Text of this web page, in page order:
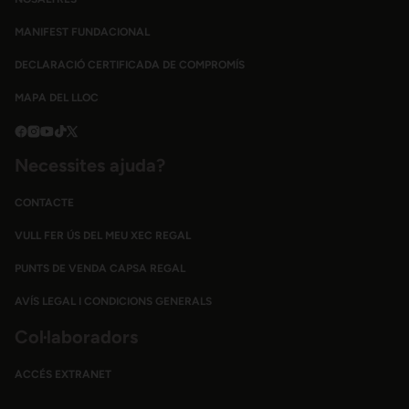
MANIFEST FUNDACIONAL
DECLARACIÓ CERTIFICADA DE COMPROMÍS
MAPA DEL LLOC
CONTACTE
VULL FER ÚS DEL MEU XEC REGAL
PUNTS DE VENDA CAPSA REGAL
AVÍS LEGAL I CONDICIONS GENERALS
ACCÉS EXTRANET